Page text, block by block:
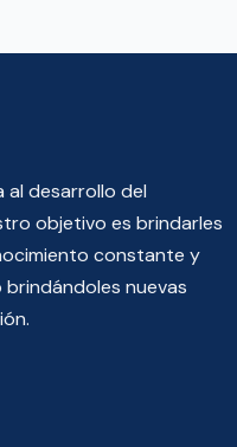
al desarrollo del
objetivo es brindarles
constante y
nuevas